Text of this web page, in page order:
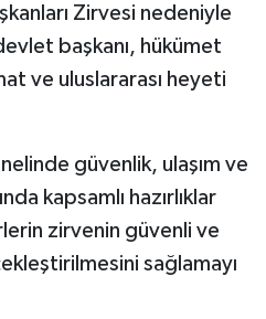
Zirvesi nedeniyle
başkanı, hükümet
ve uluslararası heyeti
güvenlik, ulaşım ve
kapsamlı hazırlıklar
zirvenin güvenli ve
sağlamayı